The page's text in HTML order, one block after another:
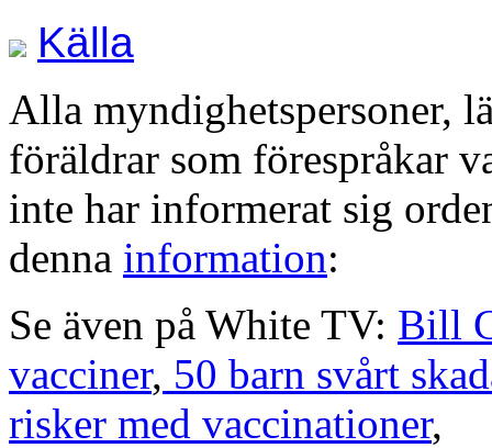
Källa
Alla myndighetspersoner,
föräldrar som förespråkar
inte har informerat sig
denna information:
Se även på White TV: Bill
vacciner, 50 barn svårt
risker med vaccinationer,